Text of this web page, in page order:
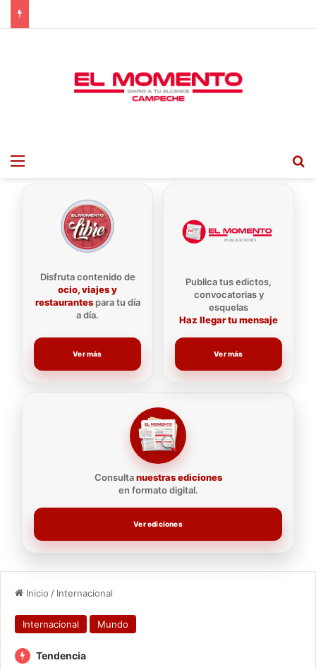
Menu
Disfruta contenido de
ocio, viajes y
restaurantespara tu día
a día.
Ver más
Consultanuestras ediciones
en formato digital.
Ver ediciones
Publica tus edictos,
convocatorias y
esquelas
Haz llegar tu mensaje
Ver más
Inicio / Internacional
Internacional Mundo
Tendencia